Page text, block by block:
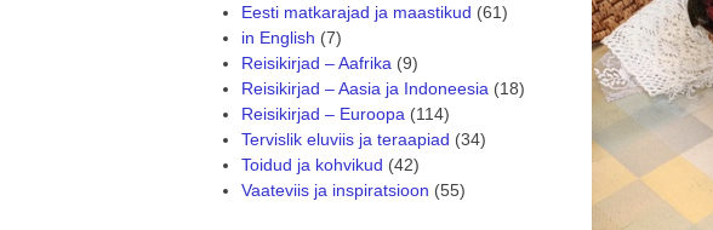
Eesti matkarajad ja maastikud (61)
in English (7)
Reisikirjad – Aafrika(9)
Reisikirjad – Aasia ja Indoneesia(18)
Reisikirjad – Euroopa(114)
Tervislik eluviis ja teraapiad (34)
Toidud ja kohvikud (42)
Vaateviis ja inspiratsioon (55)